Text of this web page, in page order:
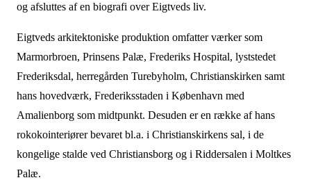
og afsluttes af en biografi over Eigtveds liv.
Eigtveds arkitektoniske produktion omfatter værker som
Marmorbroen, Prinsens Palæ, Frederiks Hospital, lyststedet
Frederiksdal, herregården Turebyholm, Christianskirken samt
hans hovedværk, Frederiksstaden i København med
Amalienborg som midtpunkt. Desuden er en række af hans
rokokointeriører bevaret bl.a. i Christianskirkens sal, i de
kongelige stalde ved Christiansborg og i Riddersalen i Moltkes
Palæ.